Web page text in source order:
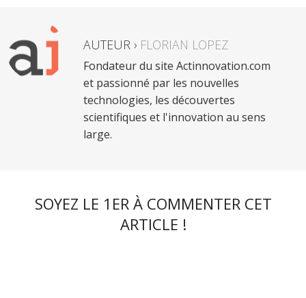
AUTEUR › FLORIAN LOPEZ
Fondateur du site Actinnovation.com
et passionné par les nouvelles
technologies, les découvertes
scientifiques et l'innovation au sens
large.
SOYEZ LE 1ER À COMMENTER CET
ARTICLE !